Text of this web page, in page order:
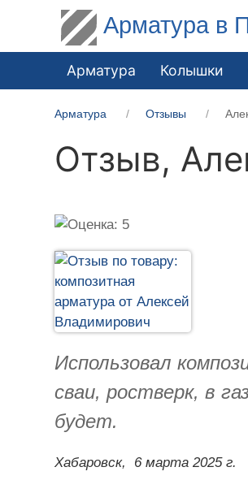
Арматура в
Арматура Колышки
Арматура Отзывы
Отзыв,
Использовал
сваи, ростверк, в
будет.
Хабаровск, 6 марта 2025 г.